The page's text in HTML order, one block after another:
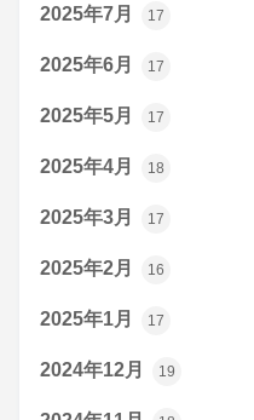
2025年7月 17
2025年6月 17
2025年5月 17
2025年4月 18
2025年3月 17
2025年2月 16
2025年1月 17
2024年12月 19